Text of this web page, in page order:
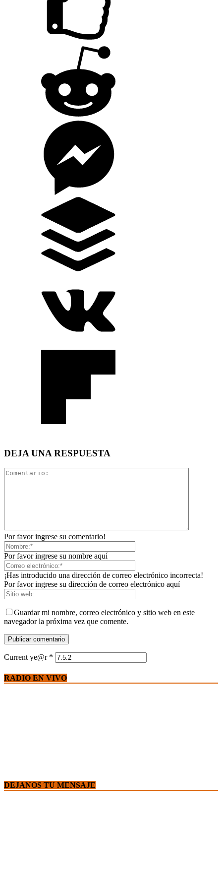
DEJA UNA RESPUESTA
Por favor ingrese su comentario!
Por favor ingrese su nombre aquí
¡Has introducido una dirección de correo electrónico incorrecta!
Por favor ingrese su dirección de correo electrónico aquí
Guardar mi nombre, correo electrónico y sitio web en este
navegador la próxima vez que comente.
Current ye@r *
RADIO EN VIVO
DEJANOS TU MENSAJE